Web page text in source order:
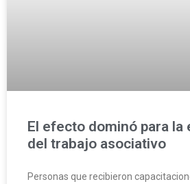
El efecto dominó para la
del trabajo asociativo
Personas que recibieron